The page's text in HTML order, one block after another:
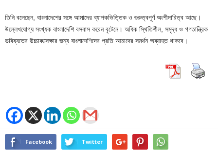
তিনি বলেছেন, বাংলাদেশের সঙ্গে আমাদের ব্যাপকভিত্তিক ও গুরুত্বপূর্ণ অংশীদারিত্ব আছে।
উল্লেখযোগ্য সংখ্যক বাংলাদেশি বসবাস করেন বৃটেনে। অধিক স্থিতিশীল, সমৃদ্ধ ও গণতান্ত্রিক
ভবিষ্যতের উচ্চাকাক্সক্ষার জন্য বাংলাদেশিদের প্রতি আমাদের সমর্থন অব্যাহত থাকবে।
Facebook Twitter